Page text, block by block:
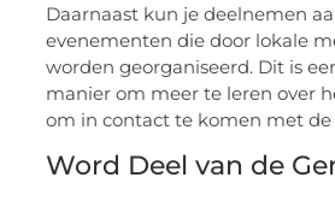
Daarnaast kun je deelnemen
evenementen die door lokale
worden georganiseerd. Dit is
manier om meer te leren over
om in contact te komen met de
Word Deel van de